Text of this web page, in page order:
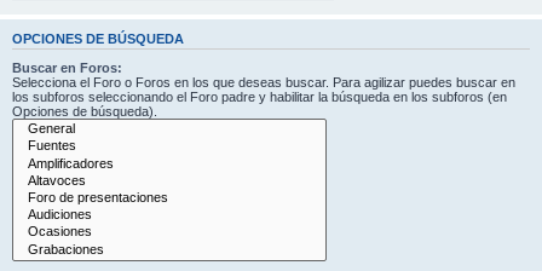
OPCIONES DE BÚSQUEDA
Buscar en Foros:
Selecciona el Foro o Foros en los que deseas buscar. Para agilizar puedes buscar en
los subforos seleccionando el Foro padre y habilitar la búsqueda en los subforos (en
Opciones de búsqueda).